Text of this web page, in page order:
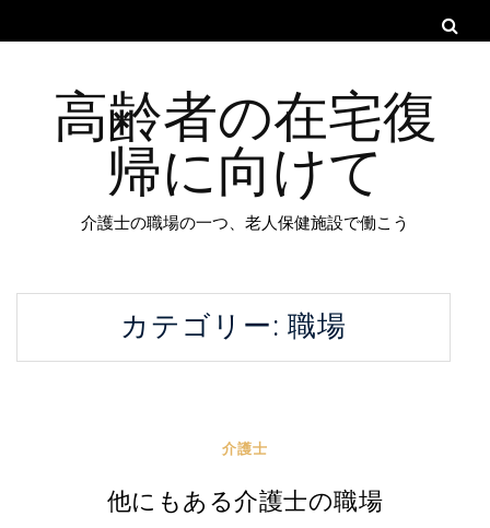
高齢者の在宅復
帰に向けて
介護士の職場の一つ、老人保健施設で働こう
カテゴリー:職場
介護士
他にもある介護士の職場